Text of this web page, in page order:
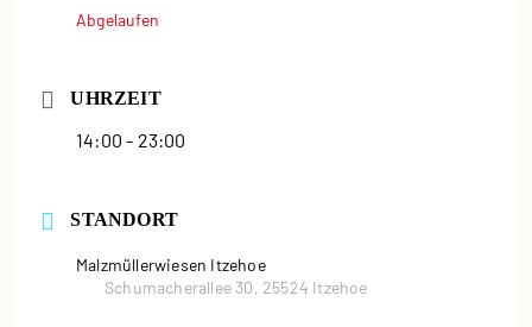
Abgelaufen
UHRZEIT
14:00 - 23:00
STANDORT
Malzmüllerwiesen Itzehoe
Schumacherallee 30, 25524 Itzehoe